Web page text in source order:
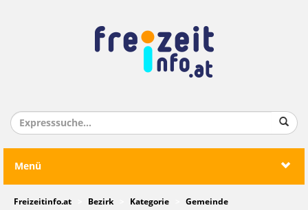
Menü
Freizeitinfo.at Bezirk Kategorie
Gemeinde